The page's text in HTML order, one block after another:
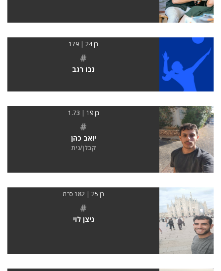
בן 24 | 179
#
נבו רגב
בן 19 | 1.73
#
יואב כהן
קבלן/נית
בן 25 | 182 ס"מ
#
ניצן לוי